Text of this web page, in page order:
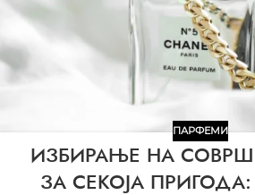
ПАРФЕМИ
ИЗБИРАЊЕ НА
ЗА СЕКОЈА